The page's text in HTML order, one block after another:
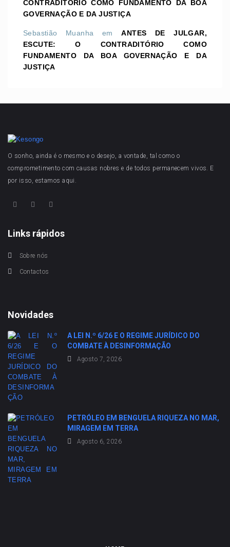
CONTRADITÓRIO COMO FUNDAMENTO DA BOA
GOVERNAÇÃO E DA JUSTIÇA
Sebastião Muanha emANTES DE JULGAR,
ESCUTE: O CONTRADITÓRIO COMO
FUNDAMENTO DA BOA GOVERNAÇÃO E DA
JUSTIÇA
O sonho, ainda é o mesmo e o desejo, a vontade, tal como o
comprometimento com causas nobres e de todos permanecem vivos. E
por isso, estamos aqui.
Links rápidos
Sobre nós
Contactos
Novidades
A LEI N.º 6/26 E O REGIME JURÍDICO DO
COMBATE À DESINFORMAÇÃO
Agosto 7, 2026
PETRÓLEO EM BENGUELA RIQUEZA NO MAR,
MIRAGEM EM TERRA
Agosto 6, 2026